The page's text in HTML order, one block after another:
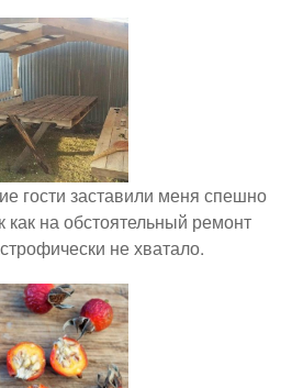
гости заставили меня спешно
как на обстоятельный ремонт
не хватало.